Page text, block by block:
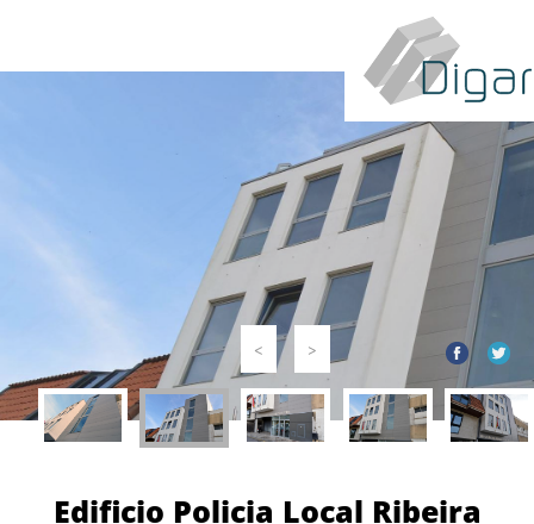
Edificio Policia Local Ribeira
< >